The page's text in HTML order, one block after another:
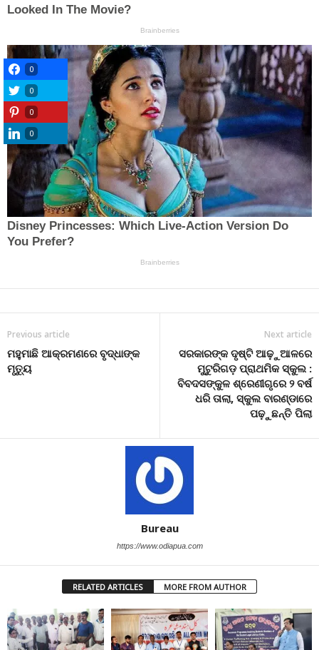
Previous article
ମହୁମାଛି ଆକ୍ରମଣରେ ବୃଦ୍ଧାଙ୍କ
ମୃତ୍ୟୁ
Next article
ସରକାରଙ୍କ ଦୃଷ୍ଟି ଆଢ଼ୁଆଳରେ
ମୁଟୁରିଗଡ଼ ପ୍ରାଥମିକ ସ୍କୁଲ :
ବିବଦସଙ୍କୁଳ ଶ୍ରେଣୀଗୃରେ ୨ ବର୍ଷ
ଧରି ତାଲା, ସ୍କୁଲ ବାରଣ୍ଡାରେ
ପଢ଼ୁଛନ୍ତି ପିଲା
Bureau
https://www.odiapua.com
RELATED ARTICLES MORE FROM AUTHOR
0
0
0
0